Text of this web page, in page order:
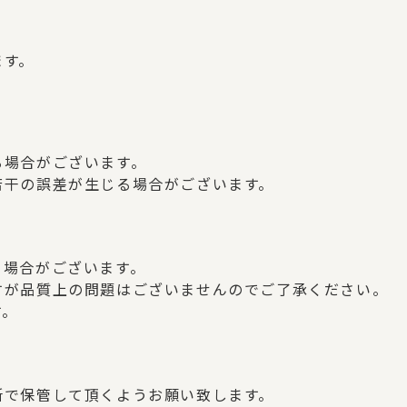
。
合がございます。
誤差が生じる場合がございます。
合がございます。
質上の問題はございませんのでご了承ください。
管して頂くようお願い致します。